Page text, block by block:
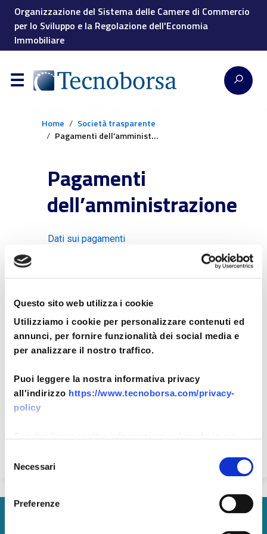
Questo sito web utilizza i cookie
Utilizziamo i cookie per personalizzare contenuti ed
annunci, per fornire funzionalità dei social media e
per analizzare il nostro traffico.
Puoi leggere la nostra informativa privacy
all'indirizzo https://www.tecnoborsa.com/privacy-
policy
occupano di analisi dei dati web, pubblicità e social
informazioni che ha fornito loro o che hanno raccolto
dal suo utilizzo dei loro servizi.
delNecessari
Preferenze
Organizzazione del Sistema delle Camere di Commercio
per lo Sviluppo e la Regolazione dell'Economia
Immobiliare
Home
Società trasparente
Pagamenti dell’amministrazione
Pagamenti
dell’amministrazione
Dati sui pagamenti
Indicatore di tempestività dei pagamenti
Data di aggiornamento: 10 novembre
I dati personali sono riutilizzabili solo